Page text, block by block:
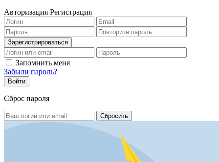
Авторизация Регистрация
Запомнить меня
Забыли пароль?
Сброс пароля